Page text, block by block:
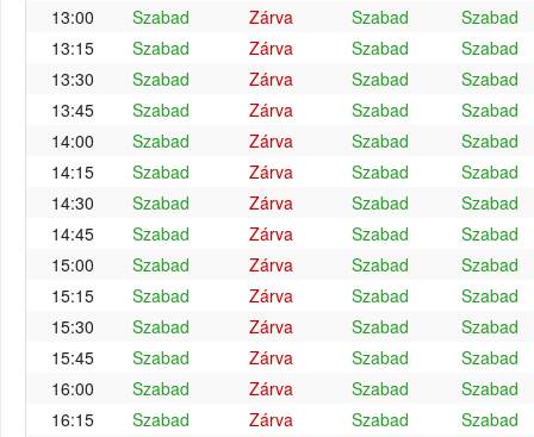
13:00
Szabad Zárva Szabad
Szabad
13:15
Szabad Zárva Szabad
Szabad
13:30
Szabad Zárva Szabad
Szabad
13:45
Szabad Zárva Szabad
Szabad
14:00
Szabad Zárva Szabad
Szabad
14:15
Szabad Zárva Szabad
Szabad
14:30
Szabad Zárva Szabad
Szabad
14:45
Szabad Zárva Szabad
Szabad
15:00
Szabad Zárva Szabad
Szabad
15:15
Szabad Zárva Szabad
Szabad
15:30
Szabad Zárva Szabad
Szabad
15:45
Szabad Zárva Szabad
Szabad
16:00
Szabad Zárva Szabad
Szabad
16:15
Szabad Zárva Szabad Szabad